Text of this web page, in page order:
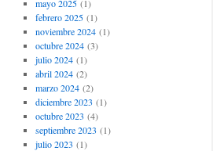
mayo 2025(1)
febrero 2025(1)
noviembre 2024(1)
octubre 2024(3)
julio 2024(1)
abril 2024(2)
marzo 2024(2)
diciembre 2023 (1)
octubre 2023 (4)
septiembre 2023 (1)
julio 2023 (1)